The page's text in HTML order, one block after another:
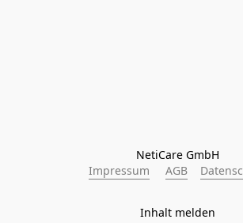
NetiCare GmbH
Impressum
AGB
Inhalt melden